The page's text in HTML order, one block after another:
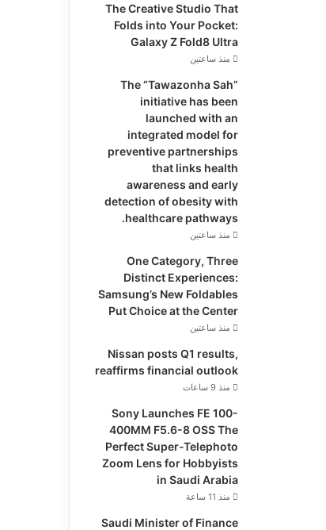
The Creative Studio That
Folds into Your Pocket:
Galaxy Z Fold8 Ultra
منذ ساعتين
The “Tawazonha Sah”
initiative has been
launched with an
integrated model for
preventive partnerships
that links health
awareness and early
detection of obesity with
healthcare pathways.
منذ ساعتين
One Category, Three
Distinct Experiences:
Samsung’s New Foldables
Put Choice at the Center
منذ ساعتين
Nissan posts Q1 results,
reaffirms financial outlook
منذ 9 ساعات
Sony Launches FE 100-
400MM F5.6-8 OSS The
Perfect Super-Telephoto
Zoom Lens for Hobbyists
in Saudi Arabia
منذ 11 ساعة
Saudi Minister of Finance